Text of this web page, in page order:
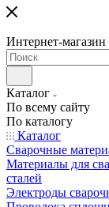
Интернет-магазин
Каталог
По всему сайту
По каталогу
Каталог
Сварочные
Материалы для
сталей
Электроды